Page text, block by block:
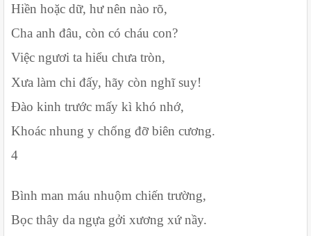
Hiền hoặc dữ, hư nên nào rõ,
Cha anh đâu, còn có cháu con?
Việc ngươi ta hiểu chưa tròn,
Xưa làm chi đấy, hãy còn nghĩ suy!
Đào kinh trước mấy kì khó nhớ,
Khoác nhung y chống đỡ biên cương.
4
Bình man máu nhuộm chiến trường,
Bọc thây da ngựa gởi xương xứ nầy.